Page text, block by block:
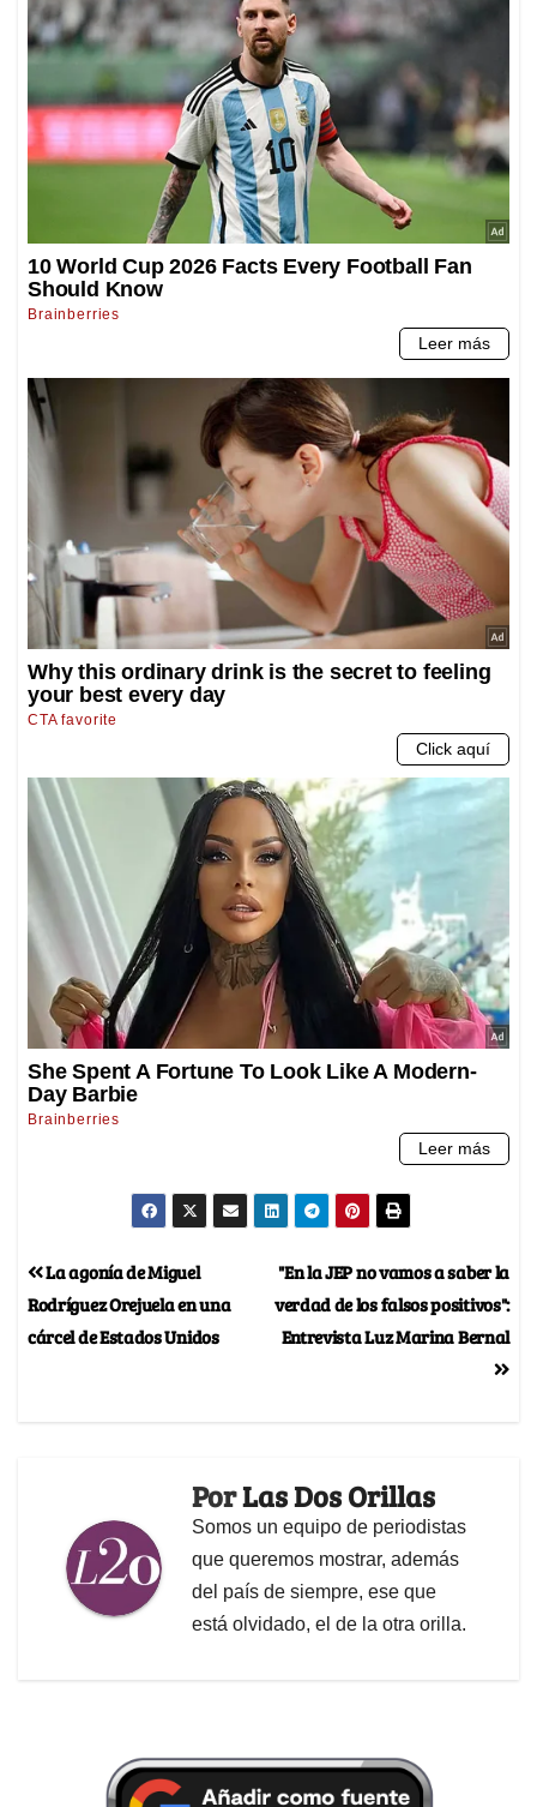
"En la JEP no vamos a saber la
verdad de los falsos positivos":
Entrevista Luz Marina Bernal
La agonía de Miguel
Rodríguez Orejuela en una
cárcel de Estados Unidos
PorLas Dos Orillas
Somos un equipo de periodistas
que queremos mostrar, además
del país de siempre, ese que
está olvidado, el de la otra orilla.